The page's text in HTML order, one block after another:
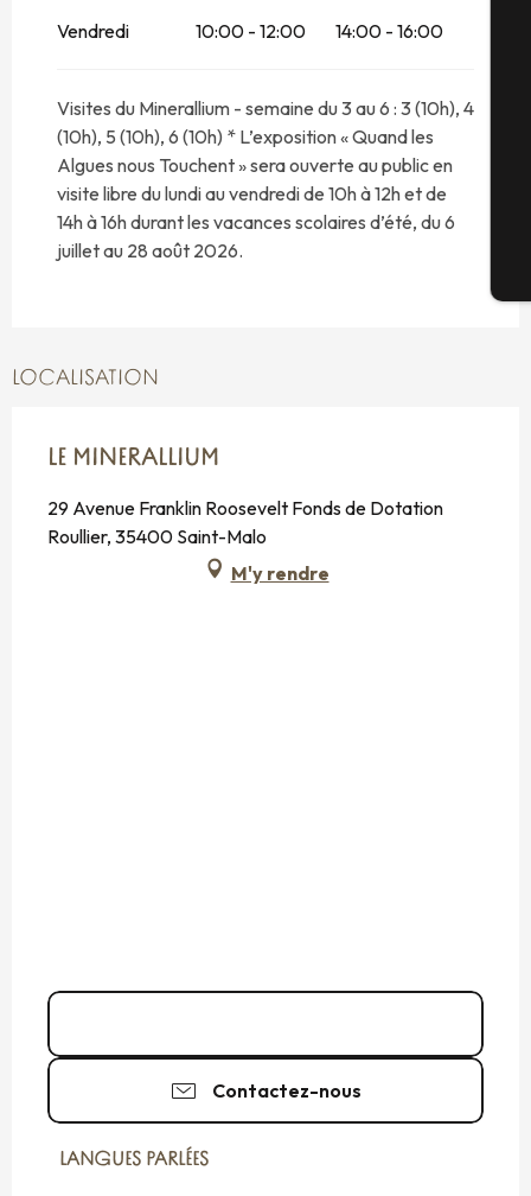
Du24 août 2026au30 août 2026
Vendredi 10:00 - 12:00 14:00 - 16:00
Visites du Minerallium - semaine du 3 au 6 : 3 (10h), 4
(10h), 5 (10h), 6 (10h) * L’exposition « Quand les
Algues nous Touchent » sera ouverte au public en
visite libre du lundi au vendredi de 10h à 12h et de
14h à 16h durant les vacances scolaires d’été, du 6
juillet au 28 août 2026.
LOCALISATION
LE MINERALLIUM
29 Avenue Franklin Roosevelt Fonds de Dotation
Roullier, 35400 Saint-Malo
M'y rendre
Contactez-nous
LANGUES PARLÉES
LANGUES PARLÉES